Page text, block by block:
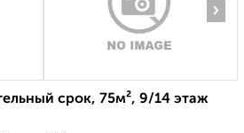
›
срок, 75м², 9/14 этаж